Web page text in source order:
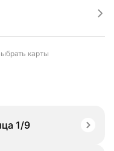
1,58 км
карты
1/9